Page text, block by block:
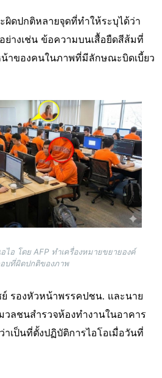
ดปกติหลายจุดที่ทำให้ระบุได้ว่า
ย่างเช่น ข้อความบนเสื้อยืดสีส้มที่
าของคนในภาพที่มีลักษณะบิดเบี้ยว
ไอ โดย AFP ทำเครื่องหมายขยายองค์
อบที่ผิดปกติของภาพ
รองหัวหน้าพรรคปชน. และนาย
ลชนสำรวจห้องทำงานในอาคาร
เป็นที่ตั้งปฏิบัติการไอโอเมื่อวันที่